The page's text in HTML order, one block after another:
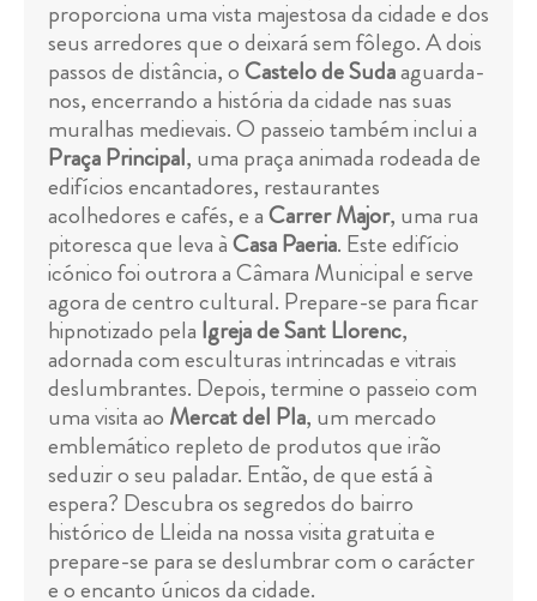
proporciona uma vista majestosa da cidade e dos
seus arredores que o deixará sem fôlego. A dois
passos de distância, oCastelo de Sudaaguarda-
nos, encerrando a história da cidade nas suas
muralhas medievais. O passeio também inclui a
Praça Principal, uma praça animada rodeada de
edifícios encantadores, restaurantes
acolhedores e cafés, e aCarrer Major, uma rua
pitoresca que leva àCasa Paeria. Este edifício
icónico foi outrora a Câmara Municipal e serve
agora de centro cultural. Prepare-se para ficar
hipnotizado pela Igreja de Sant Llorenc,
adornada com esculturas intrincadas e vitrais
deslumbrantes. Depois, termine o passeio com
uma visita ao Mercat del Pla, um mercado
emblemático repleto de produtos que irão
seduzir o seu paladar. Então, de que está à
espera? Descubra os segredos do bairro
histórico de Lleida na nossa visita gratuita e
prepare-se para se deslumbrar com o carácter
e o encanto únicos da cidade.